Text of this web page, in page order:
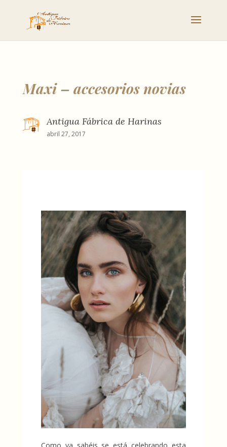
Maxi – accesorios novias
Antigua Fábrica de Harinas
abril 27, 2017